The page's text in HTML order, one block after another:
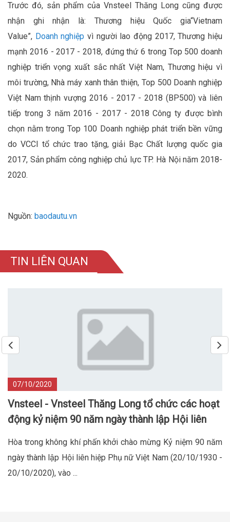
Trước đó, sản phẩm của Vnsteel Thăng Long cũng được
nhận ghi nhận là: Thương hiệu Quốc gia“Vietnam
Value”, Doanh nghiệp vì người lao động 2017, Thương hiệu
mạnh 2016 - 2017 - 2018, đứng thứ 6 trong Top 500 doanh
nghiệp triển vọng xuất sắc nhất Việt Nam, Thương hiệu vì
môi trường, Nhà máy xanh thân thiện, Top 500 Doanh nghiệp
Việt Nam thịnh vượng 2016 - 2017 - 2018 (BP500) và liên
tiếp trong 3 năm 2016 - 2017 - 2018 Công ty được bình
chọn nằm trong Top 100 Doanh nghiệp phát triển bền vững
do VCCI tổ chức trao tặng, giải Bạc Chất lượng quốc gia
2017, Sản phẩm công nghiệp chủ lực TP. Hà Nội năm 2018-
2020.
Nguồn: baodautu.vn
TIN LIÊN QUAN
07/10/2020
Vnsteel - Vnsteel Thăng Long tổ chức các hoạt
động kỷ niệm 90 năm ngày thành lập Hội liên
Hòa trong không khí phấn khởi chào mừng Kỷ niệm 90 năm
ngày thành lập Hội liên hiệp Phụ nữ Việt Nam (20/10/1930 -
20/10/2020), vào ...